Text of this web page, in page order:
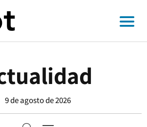
9 de agosto de 2026